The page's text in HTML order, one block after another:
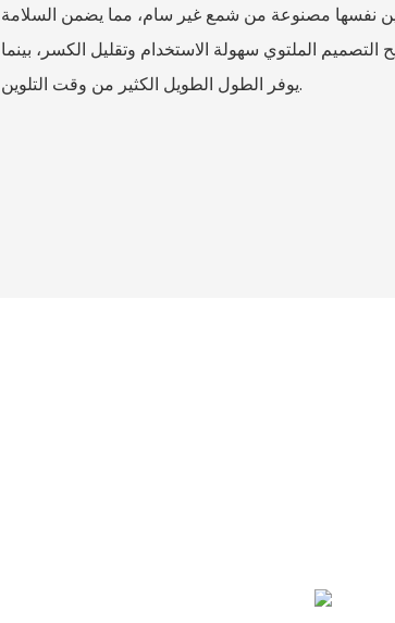
نفسها مصنوعة من شمع غير سام، مما يضمن السلامة
الملتوي سهولة الاستخدام وتقليل الكسر، بينما
يوفر الطول الطويل الكثير من وقت التلوين.